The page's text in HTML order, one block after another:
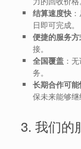
结算速度快：
日即可完成。
便捷的服务方
接。
全国覆盖：无
务。
长期合作可能
保未来能够继
3. 我们的